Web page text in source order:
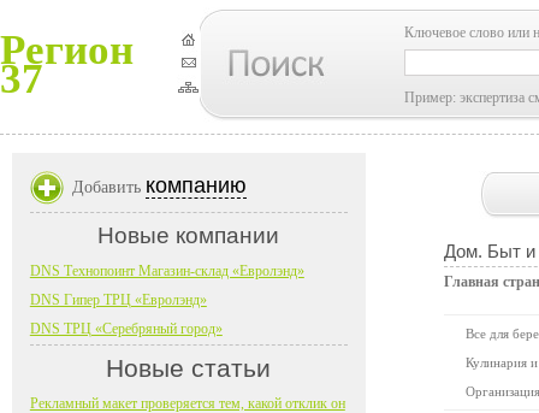
Регион
37
Ключевое слово или
Пример: экспертиза
Дом. Быт
Главная
Все для
Кулинария
Добавить компанию
Новые компании
DNS Технопоинт Магазин-склад «Евролэнд»
DNS Гипер ТРЦ «Евролэнд»
DNS ТРЦ «Серебряный город»
Новые статьи
Рекламный макет проверяется тем, какой отклик он